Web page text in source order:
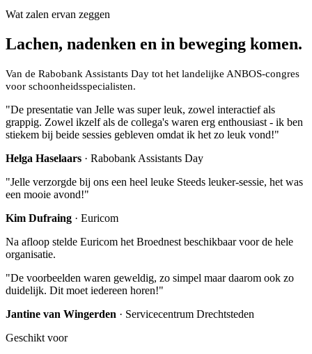
Wat zalen ervan zeggen
Lachen, nadenken en in beweging komen.
Van de Rabobank Assistants Day tot het landelijke ANBOS-congres
voor schoonheidsspecialisten.
"De presentatie van Jelle was super leuk, zowel interactief als
grappig. Zowel ikzelf als de collega's waren erg enthousiast - ik ben
stiekem bij beide sessies gebleven omdat ik het zo leuk vond!"
Helga Haselaars · Rabobank Assistants Day
"Jelle verzorgde bij ons een heel leuke Steeds leuker-sessie, het was
een mooie avond!"
Kim Dufraing · Euricom
Na afloop stelde Euricom het Broednest beschikbaar voor de hele
organisatie.
"De voorbeelden waren geweldig, zo simpel maar daarom ook zo
duidelijk. Dit moet iedereen horen!"
Jantine van Wingerden · Servicecentrum Drechtsteden
Geschikt voor